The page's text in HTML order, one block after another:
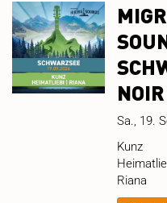
NOIR
Sa., 19.
Kunz
Riana